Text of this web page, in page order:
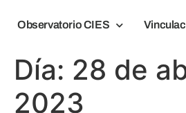
Observatorio CIES
Día: 28 de
2023